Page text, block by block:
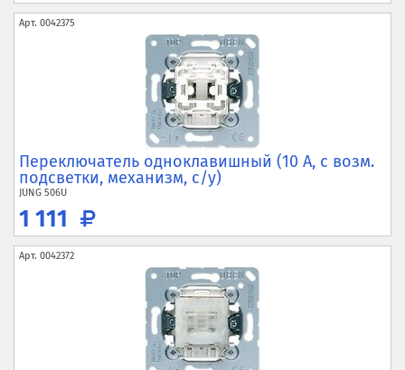
Арт. 0042375
Переключатель одноклавишный (10 А, с возм.
подсветки, механизм, с/у)
JUNG 506U
1 111
Арт. 0042372